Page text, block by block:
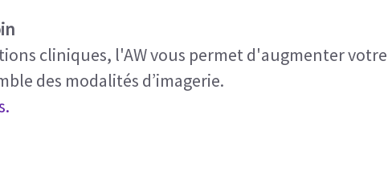
cliniques, l'AW vous permet d'augmenter votre
des modalités d’imagerie.